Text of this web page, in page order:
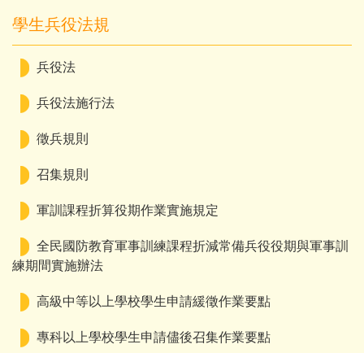
學生兵役法規
兵役法
兵役法施行法
徵兵規則
召集規則
軍訓課程折算役期作業實施規定
全民國防教育軍事訓練課程折減常備兵役役期與軍事訓
練期間實施辦法
高級中等以上學校學生申請緩徵作業要點
專科以上學校學生申請儘後召集作業要點